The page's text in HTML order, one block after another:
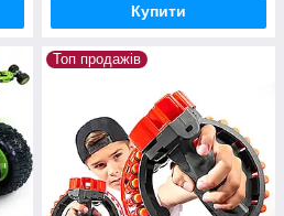
Купити
Топ продажів